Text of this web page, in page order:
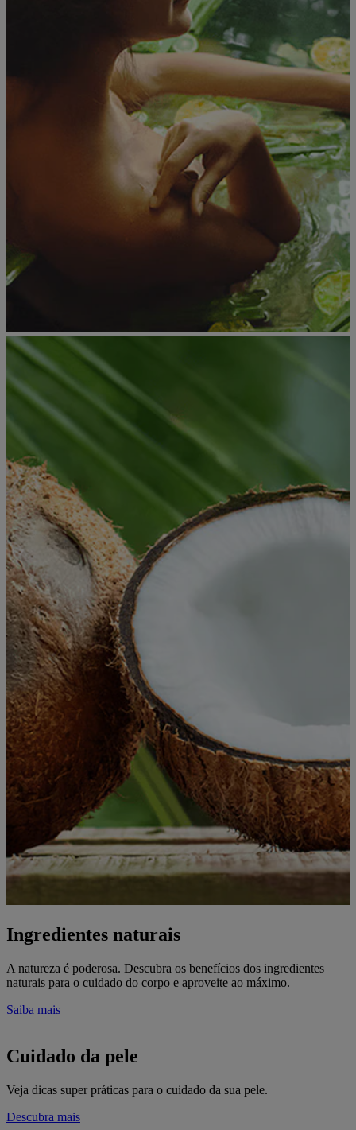
Ingredientes naturais
A natureza é poderosa. Descubra os benefícios dos ingredientes
naturais para o cuidado do corpo e aproveite ao máximo.
Saiba mais
Cuidado da pele
Veja dicas super práticas para o cuidado da sua pele.
Descubra mais